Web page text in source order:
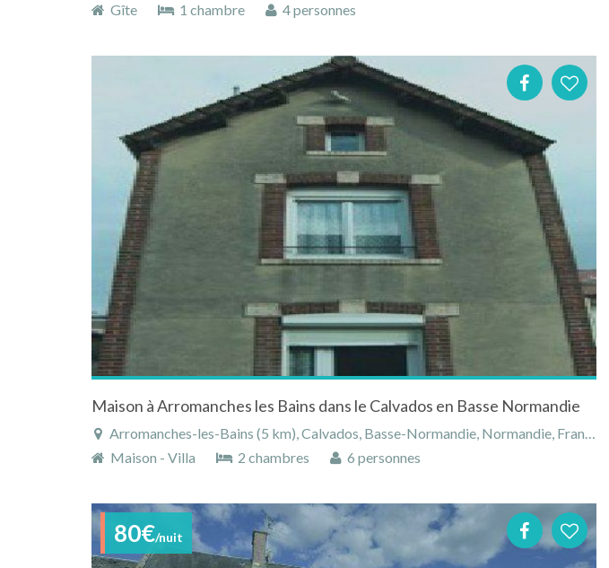
Gîte
1 chambre 4 personnes
Maison à Arromanches les Bains dans le Calvados en Basse Normandie
Arromanches-les-Bains (5 km), Calvados, Basse-Normandie, Normandie, France
Maison - Villa
2 chambres 6 personnes
80€/nuit